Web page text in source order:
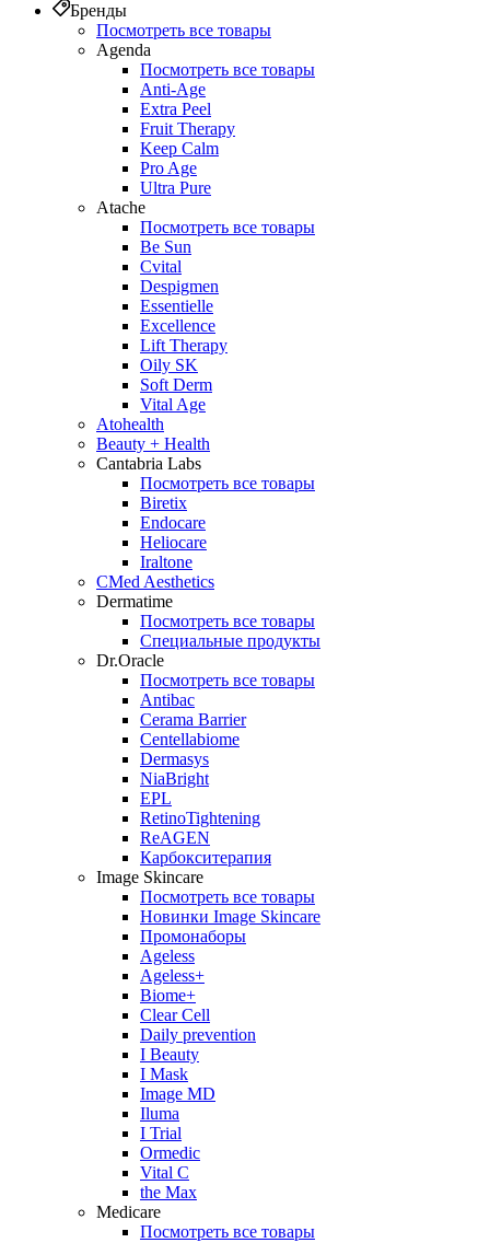
Бренды
Посмотреть все товары
Agenda
Посмотреть все товары
Anti‑Age
Extra Peel
Fruit Therapy
Keep Calm
Pro Age
Ultra Pure
Atache
Посмотреть все товары
Be Sun
Cvital
Despigmen
Essentielle
Excellence
Lift Therapy
Oily SK
Soft Derm
Vital Age
Atohealth
Beauty + Health
Cantabria Labs
Посмотреть все товары
Biretix
Endocare
Heliocare
Iraltone
CMed Aesthetics
Dermatime
Посмотреть все товары
Специальные продукты
Dr.Oracle
Посмотреть все товары
Antibac
Cerama Barrier
Centellabiome
Dermasys
NiaBright
EPL
RetinoTightening
ReAGEN
Карбокситерапия
Image Skincare
Посмотреть все товары
Новинки Image Skincare
Промонаборы
Ageless
Ageless+
Biome+
Clear Cell
Daily prevention
I Beauty
I Mask
Image MD
Iluma
I Trial
Ormedic
Vital C
the Max
Medicare
Посмотреть все товары